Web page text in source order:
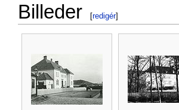
Billeder [redigér]